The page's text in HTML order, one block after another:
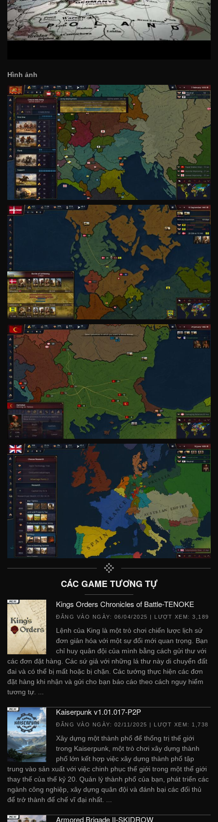
Hình ảnh
CÁC GAME TƯƠNG TỰ
Kings Orders Chronicles of Battle-TENOKE
ĐĂNG VÀO NGÀY: 06/04/2025 | LƯỢT XEM: 3,189
Lệnh của King là một trò chơi chiến lược lịch sử
đơn giản hóa với một sự đổi mới quan trọng. Bạn
chỉ huy quân đội của mình bằng cách gửi thư với
các đơn đặt hàng. Các sứ giả với những lá thư này di chuyển đất
đai và có thể bị mất hoặc bị chặn. Các tướng thực hiện các đơn
đặt hàng khi nhận và gửi cho bạn báo cáo theo cách nguy hiểm
tương tự. ...
Kaiserpunk v1.01.017-P2P
ĐĂNG VÀO NGÀY: 02/11/2025 | LƯỢT XEM: 1,738
Xây dựng một thành phố để thống trị thế giới
trong Kaiserpunk, một trò chơi xây dựng thành
phố lớn kết hợp việc xây dựng thành phố tập
trung vào sản xuất với việc chinh phục thế giới trong một thế giới
thay thế của thế kỷ 20. Quản lý thành phố của bạn, phát triển các
ngành công nghiệp, xây dựng quân đội và đánh bại các đối thủ
để trở thành đế chế vĩ đại nhất. ...
Armored Brigade II-SKIDROW